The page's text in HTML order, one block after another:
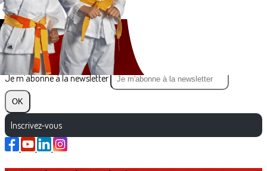
Cliquez pour éditer
Texte, bouton et/ou inscription à la newsletter
Cliquez pour éditer
Je m'abonne à la newsletter
OK
Inscrivez-vous